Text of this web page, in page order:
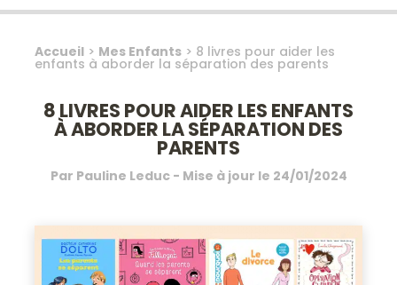
Accueil > Mes Enfants > 8 livres pour aider les
enfants à aborder la séparation des parents
8 LIVRES POUR AIDER LES ENFANTS
À ABORDER LA SÉPARATION DES
PARENTS
Par Pauline Leduc- Mise à jour le 24/01/2024